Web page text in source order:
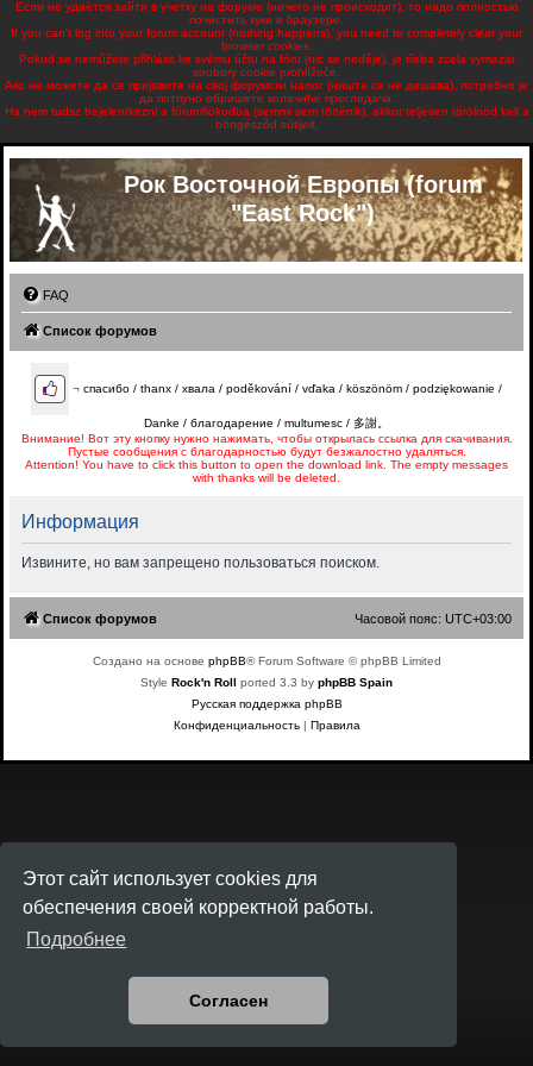
Этот сайт использует cookies для
обеспечения своей корректной работы.
Подробнее
Согласен
Если не удаётся зайти в учетку на форуме (ничего не происходит), то надо полностью
почистить куки в браузере.
If you can't log into your forum account (nothing happens), you need to completely clear your
browser cookies.
Pokud se nemůžete přihlásit ke svému účtu na fóru (nic se neděje), je třeba zcela vymazat
soubory cookie prohlížeče.
Ако не можете да се пријавите на свој форумски налог (ништа се не дешава), потребно је
да потпуно обришете колачиће прегледача.
Ha nem tudsz bejelentkezni a fórumfiókodba (semmi sem történik), akkor teljesen törölnöd kell a
böngésződ sütijeit.
Рок Восточной Европы (forum
"East Rock")
FAQ
Список форумов
¬ спасибо / thanx / хвала / poděkování / vďaka / köszönöm / podziękowanie /
Danke / благодарение / multumesc / 多謝。
Внимание! Вот эту кнопку нужно нажимать, чтобы открылась ссылка для скачивания.
Пустые сообщения с благодарностью будут безжалостно удаляться.
Attention! You have to click this button to open the download link. The empty messages
with thanks will be deleted.
Информация
Извините, но вам запрещено пользоваться поиском.
Список форумов Часовой пояс: UTC+03:00
Создано на основе phpBB® Forum Software © phpBB Limited
Style Rock'n Roll ported 3.3 by phpBB Spain
Русская поддержка phpBB
Конфиденциальность| Правила